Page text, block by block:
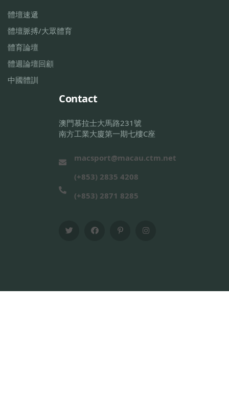
體壇速遞
體壇脈搏/大眾體育
體育論壇
體週論壇回顧
中國體訓
Contact
澳門慕拉士大馬路231號
南方工業大廈第一期七樓C座
macsport@macau.ctm.net
(+853) 2835 4208
(+853) 2871 8285